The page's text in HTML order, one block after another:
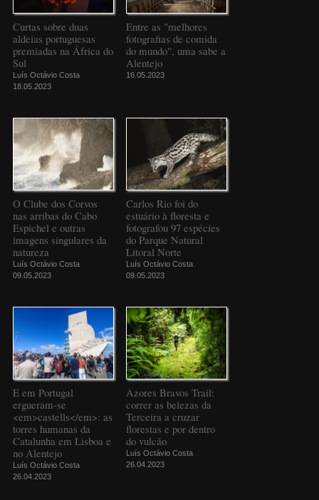
Curtas sobre duas
aldeias portuguesas
premiadas na África do
Sul
Luís Octávio Costa
18.05.2023
Entre as "melhores
fotografias de comida
do mundo", uma sabe a
Alentejo
16.05.2023
O Clube dos Corvos
nas arribas do Cabo
Espichel e outras
imagens singulares da
natureza
Luís Octávio Costa
09.05.2023
Carlos Rio foi do
estuário à floresta e
fotografou 97 espécies
do Parque Natural
Litoral Norte
Luís Octávio Costa
09.05.2023
E em Portugal
ergueram-se
<em>castells</em>: as
torres humanas da
Catalunha em Lisboa e
no Alentejo
Luís Octávio Costa
26.04.2023
Azores Bravos Trail:
correr as belezas da
Terceira a cruzar
florestas e por dentro
do vulcão
Luís Octávio Costa
26.04.2023